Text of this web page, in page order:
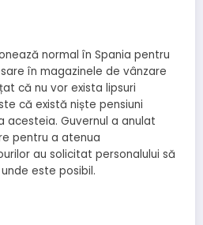
normal în Spania pentru
în magazinele de vânzare
că nu vor exista lipsuri
că există niște pensiuni
acesteia. Guvernul a anulat
pentru a atenua
au solicitat personalului să
este posibil.